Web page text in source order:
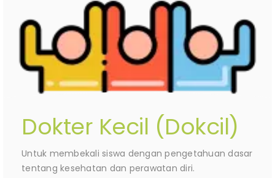
Dokter Kecil (Dokcil)
Untuk membekali siswa dengan pengetahuan dasar
tentang kesehatan dan perawatan diri.